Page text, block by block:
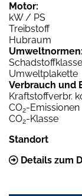
Motor:
kW / PS
Treibstoff
Hubraum
Umweltnormen:
Schadstoffklasse
Umweltplakette
Verbrauch und
Kraftstoffverbr.
CO2-Emissionen
CO2-Klasse
Standort
Details zum